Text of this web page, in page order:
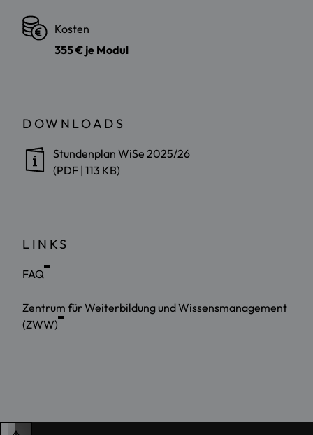
Kosten
355 € je Modul
DOWNLOADS
Stundenplan WiSe 2025/26
(PDF | 113 KB)
LINKS
FAQ
Zentrum für Weiterbildung und Wissensmanagement
(ZWW)